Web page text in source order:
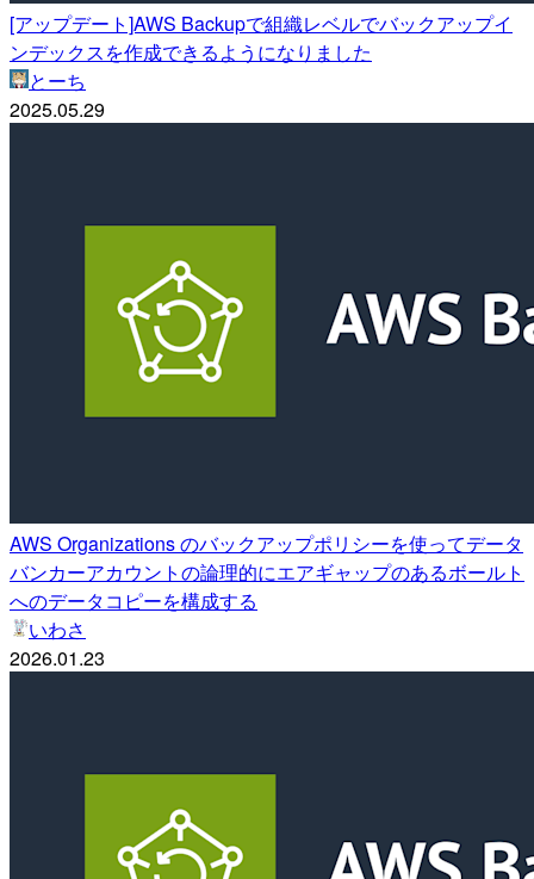
[アップデート]AWS Backupで組織レベルでバックアップイ
ンデックスを作成できるようになりました
とーち
2025.05.29
AWS Organizations のバックアップポリシーを使ってデータ
バンカーアカウントの論理的にエアギャップのあるボールト
へのデータコピーを構成する
いわさ
2026.01.23